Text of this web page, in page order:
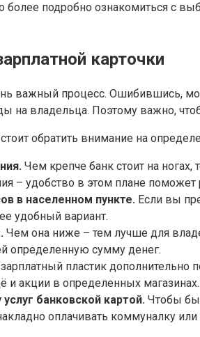
подробно ознакомиться с
карточки
важный процесс. Ошибившись,
на владельца. Поэтому важно,
обратить внимание на
Чем крепче банк стоит на
– удобство в этом плане
в населенном пункте. Если вы
удобный вариант.
Чем она ниже – тем лучше для
определенную сумму денег.
пластик дополнительно
акции в определенных
банковской картой. Чтобы
оплачивать коммуналку